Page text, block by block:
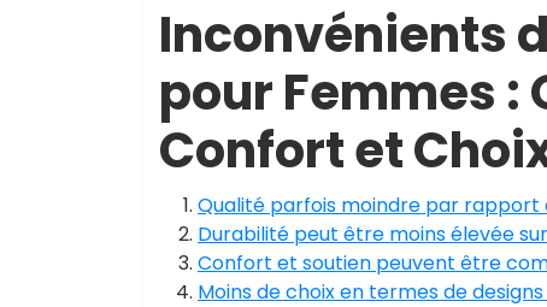
Inconvénients
pour Femmes :
Confort et
Qualité parfois moindre par rapport
Durabilité peut être moins élevée
Confort et soutien peuvent être
Moins de choix en termes de